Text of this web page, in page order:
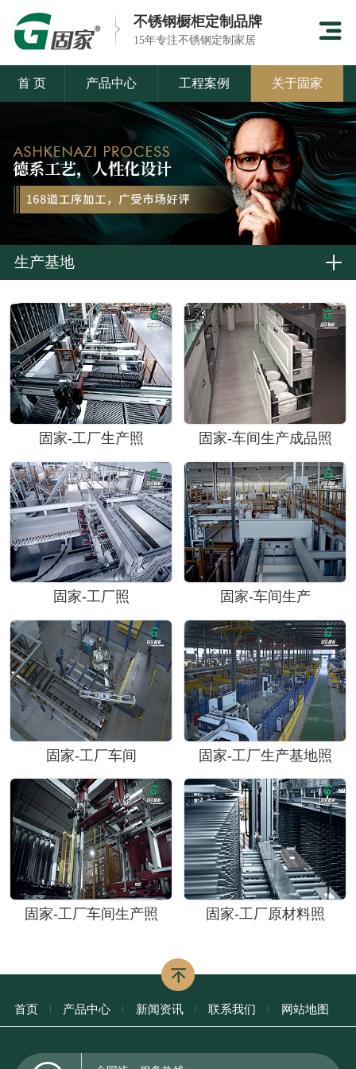
不锈钢橱柜定制品牌
15年专注不锈钢定制家居
首 页 产品中心 工程案例 关于固家
生产基地
固家-工厂生产照 固家-车间生产成品照
固家-工厂照 固家-车间生产
固家-工厂车间 固家-工厂生产基地照
固家-工厂车间生产照 固家-工厂原材料照
首页 产品中心 新闻资讯 联系我们 网站地图